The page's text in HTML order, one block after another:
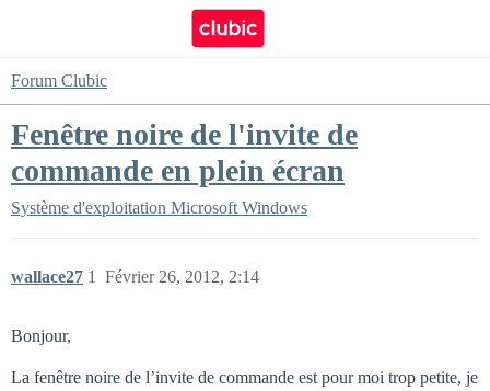
Forum Clubic
Fenêtre noire de l'invite de
commande en plein écran
Système d'exploitation Microsoft Windows
wallace27 Février 26, 2012, 2:14
1
Bonjour,
La fenêtre noire de l’invite de commande est pour moi trop petite, je